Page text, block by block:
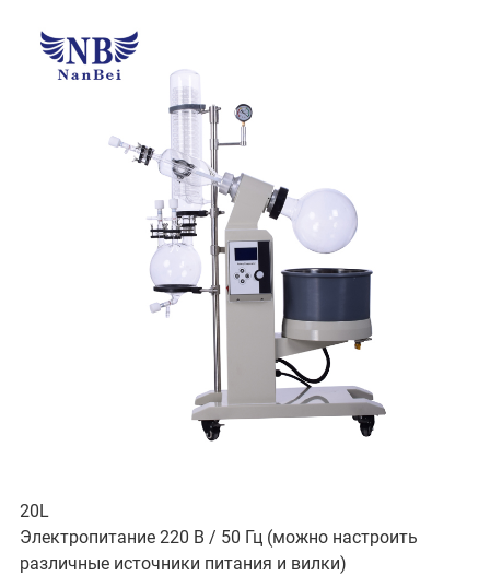
20L
Электропитание 220 В / 50 Гц (можно настроить
различные источники питания и вилки)